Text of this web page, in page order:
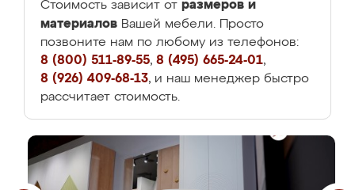
Стоимость зависит от размеров и
материалов Вашей мебели. Просто
позвоните нам по любому из телефонов:
8 (800) 511-89-55, 8 (495) 665-24-01,
8 (926) 409-68-13, и наш менеджер быстро
рассчитает стоимость.